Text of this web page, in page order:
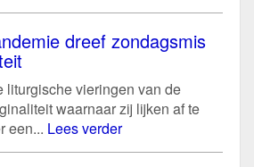
dreef zondagsmis
liturgische vieringen van de
waarnaar zij lijken af te
een... Lees verder